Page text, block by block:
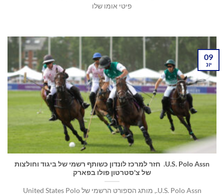
פיטי אומו שלו
U.S. Polo Assn. חזר למרכז לונדון כשותף רשמי של ביגוד וחולצות
של צ'סטרטון פולו בפארק
U.S. Polo Assn., מותג הספורט הרשמי של United States Polo
09
יונ